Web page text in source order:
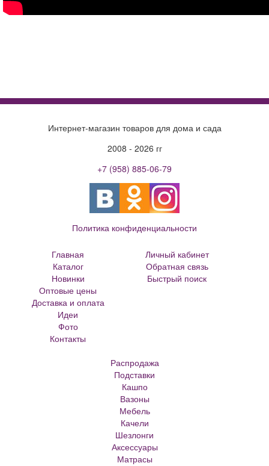
стул
купитьИнтернет-магазин товаров для дома и сада
2008 - 2026 гг
+7 (958) 885-06-79
Политика конфиденциальности
Главная
Каталог
Новинки
Оптовые цены
Доставка и оплата
Идеи
Фото
Контакты
Личный кабинет
Обратная связь
Быстрый поиск
Кашпо из ротанга
Матрасы Аскона
Кашпо металлическое
Кашпо для елки
Кашпо с самоливом
Кашпо с автополивом
Распродажа
Подставки
Кашпо
Вазоны
Мебель
Качели
Шезлонги
Аксессуары
Матрасы